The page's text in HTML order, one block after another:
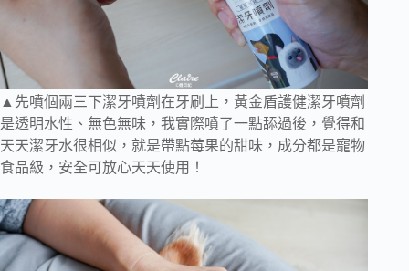
▲先噴個兩三下潔牙噴劑在牙刷上，黃金盾護健潔牙噴劑
是透明水性、無色無味，我實際噴了一點舔過後，覺得和
天天潔牙水很相似，就是帶點莓果的甜味，成分都是寵物
食品級，安全可放心天天使用！